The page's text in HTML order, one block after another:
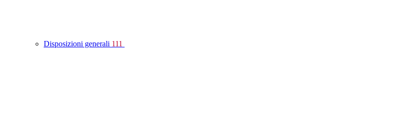
Disposizioni generali 111